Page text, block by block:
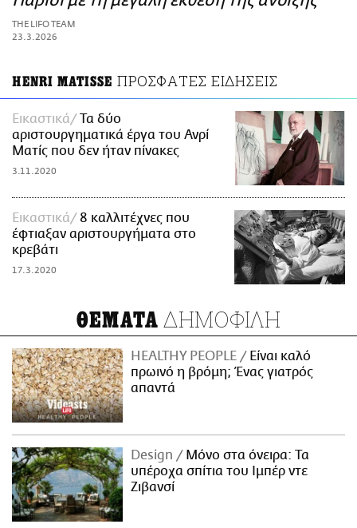
ΑΜΠΑ
PRINT
THE LIFO TEAM
23.3.2026
HENRI MATISSE ΠΡΟΣΦΑΤΕΣ ΕΙΔΗΣΕΙΣ
Εικαστικά
Τα δύο
αριστουργηματικά έργα του Ανρί
Ματίς που δεν ήταν πίνακες
3.11.2020
Εικαστικά
8 καλλιτέχνες που
έφτιαξαν αριστουργήματα στο
κρεβάτι
17.3.2020
ΘΕΜΑΤΑ ΔΗΜΟΦΙΛΗ
HEALTHY PEOPLE
Είναι καλό
πρωινό η βρόμη; Ένας γιατρός
απαντά
Design
Μόνο στα όνειρα: Τα
υπέροχα σπίτια του Ιμπέρ ντε
Ζιβανσί